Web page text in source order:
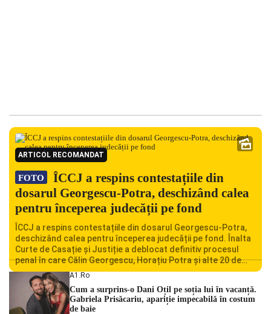
ARTICOL RECOMANDAT
FOTO
ÎCCJ a respins contestațiile din
dosarul Georgescu-Potra, deschizând calea
pentru începerea judecății pe fond
ÎCCJ a respins contestațiile din dosarul Georgescu-Potra,
deschizând calea pentru începerea judecății pe fond. Înalta
Curte de Casație și Justiție a deblocat definitiv procesul
penal în care Călin Georgescu, Horațiu Potra și alte 20 de
persoane sunt acuzați de acțiuni îndreptate împotriva
ordinii constituționale. În ședința din camera preliminară,
judecătorii de la instanța supremă au […]
A1.ro
Cum a surprins-o Dani Oțil pe soția lui în vacanță.
Gabriela Prisăcariu, apariție impecabilă în costum
de baie